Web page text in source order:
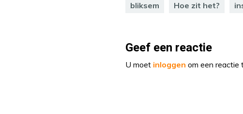
bliksem Hoe zit het?
Geef een reactie
U moet inloggen om een reactie